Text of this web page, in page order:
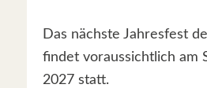
Das nächste Jahresfest
findet voraussichtlich am
2027 statt.